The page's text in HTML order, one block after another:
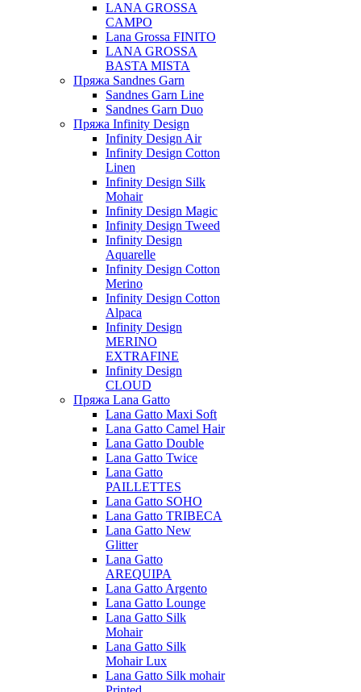
LANA GROSSA
CAMPO
Lana Grossa FINITO
LANA GROSSA
BASTA MISTA
Пряжа Sandnes Garn
Sandnes Garn Line
Sandnes Garn Duo
Пряжа Infinity Design
Infinity Design Air
Infinity Design Cotton
Linen
Infinity Design Silk
Mohair
Infinity Design Magic
Infinity Design Tweed
Infinity Design
Aquarelle
Infinity Design Cotton
Merino
Infinity Design Cotton
Alpaca
Infinity Design
MERINO
EXTRAFINE
Infinity Design
CLOUD
Пряжа Lana Gatto
Lana Gatto Maxi Soft
Lana Gatto Camel Hair
Lana Gatto Double
Lana Gatto Twice
Lana Gatto
PAILLETTES
Lana Gatto SOHO
Lana Gatto TRIBECA
Lana Gatto New
Glitter
Lana Gatto
AREQUIPA
Lana Gatto Argento
Lana Gatto Lounge
Lana Gatto Silk
Mohair
Lana Gatto Silk
Mohair Lux
Lana Gatto Silk mohair